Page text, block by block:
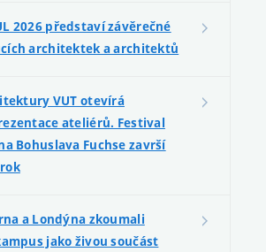
2026 představí závěrečné
architektek a architektů
VUT otevírá
ateliérů. Festival
Bohuslava Fuchse završí
a Londýna zkoumali
jako živou součást